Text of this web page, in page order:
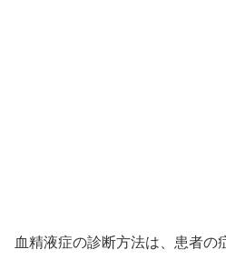
血精液症の診断方法は、患者の